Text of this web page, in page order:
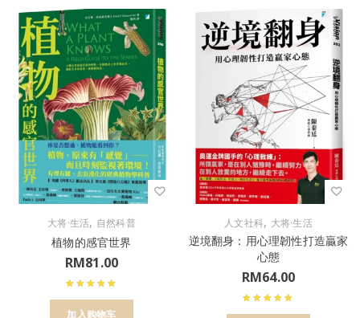
大将·生活, 自然科普
植物的感官世界
RM81.00
加入购物车
人文社科, 大将·生活
逆境翻身：用心理韌性打造贏家
心態
RM64.00